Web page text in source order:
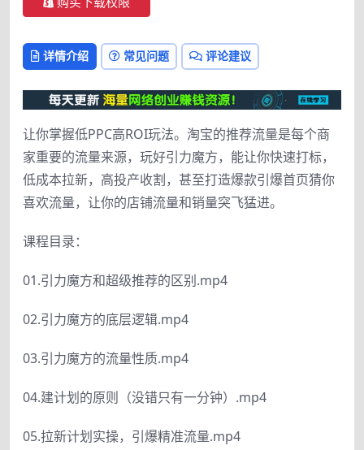
详情介绍 常见问题 评论建议
让你掌握低PPC高ROI玩法。淘宝的推荐流量是每个商
家重要的流量来源，玩好引力魔方，能让你快速打标，
低成本拉新，高投产收割，甚至打造爆款引爆首页猜你
喜欢流量，让你的店铺流量和销量突飞猛进。
课程目录：
01.引力魔方和超级推荐的区别.mp4
02.引力魔方的底层逻辑.mp4
03.引力魔方的流量性质.mp4
04.建计划的原则（没错只有一分钟）.mp4
05.拉新计划实操，引爆精准流量.mp4